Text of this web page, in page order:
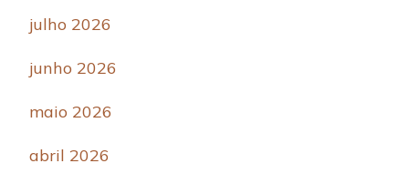
julho 2026
junho 2026
maio 2026
abril 2026